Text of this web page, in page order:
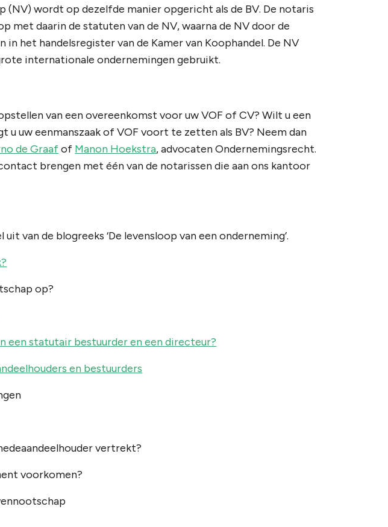
(NV) wordt op dezelfde manier opgericht als de BV. De notaris
met daarin de statuten van de NV, waarna de NV door de
het handelsregister van de Kamer van Koophandel. De NV
internationale ondernemingen gebruikt.
van een overeenkomst voor uw VOF of CV? Wilt u een
u uw eenmanszaak of VOF voort te zetten als BV? Neem dan
de Graafof Manon Hoekstra, advocaten Ondernemingsrecht.
brengen met één van de notarissen die aan ons kantoor
van de blogreeks ‘De levensloop van een onderneming’.
op?
een statutair bestuurder en een directeur?
en bestuurders
vertrekt?
voorkomen?